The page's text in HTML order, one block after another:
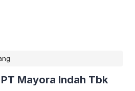
Mayora Indah Tbk